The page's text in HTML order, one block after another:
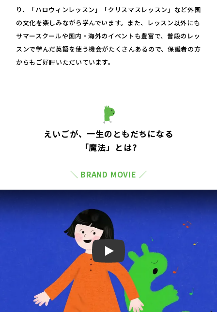
り、「ハロウィンレッスン」「クリスマスレッスン」など外国
の文化を楽しみながら学んでいます。また、レッスン以外にも
サマースクールや国内・海外のイベントも豊富で、普段のレッ
スンで学んだ英語を使う機会がたくさんあるので、保護者の方
からもご好評いただいています。
えいごが、一生のともだちになる
「魔法」とは?
＼ BRAND MOVIE ／